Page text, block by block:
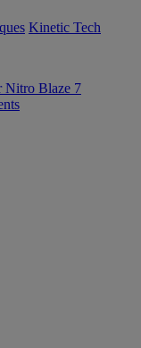
Kinetic Tech
Nitro Blaze 7